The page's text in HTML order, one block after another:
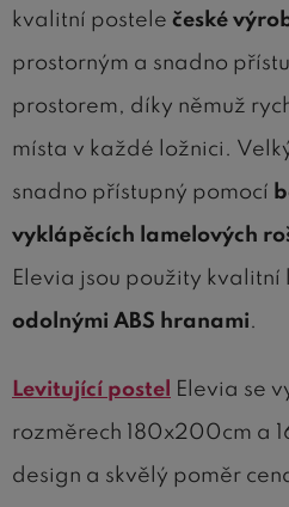
kvalitní postele české
prostorným a snadno
prostorem, díky němuž
místa v každé ložnici.
snadno přístupný pomocí
vyklápěcích lamelových
Elevia jsou použity kvalitní
odolnými ABS hranami.
Levitující postel
Elevia se
rozměrech 180x200cm a
design a skvělý poměr